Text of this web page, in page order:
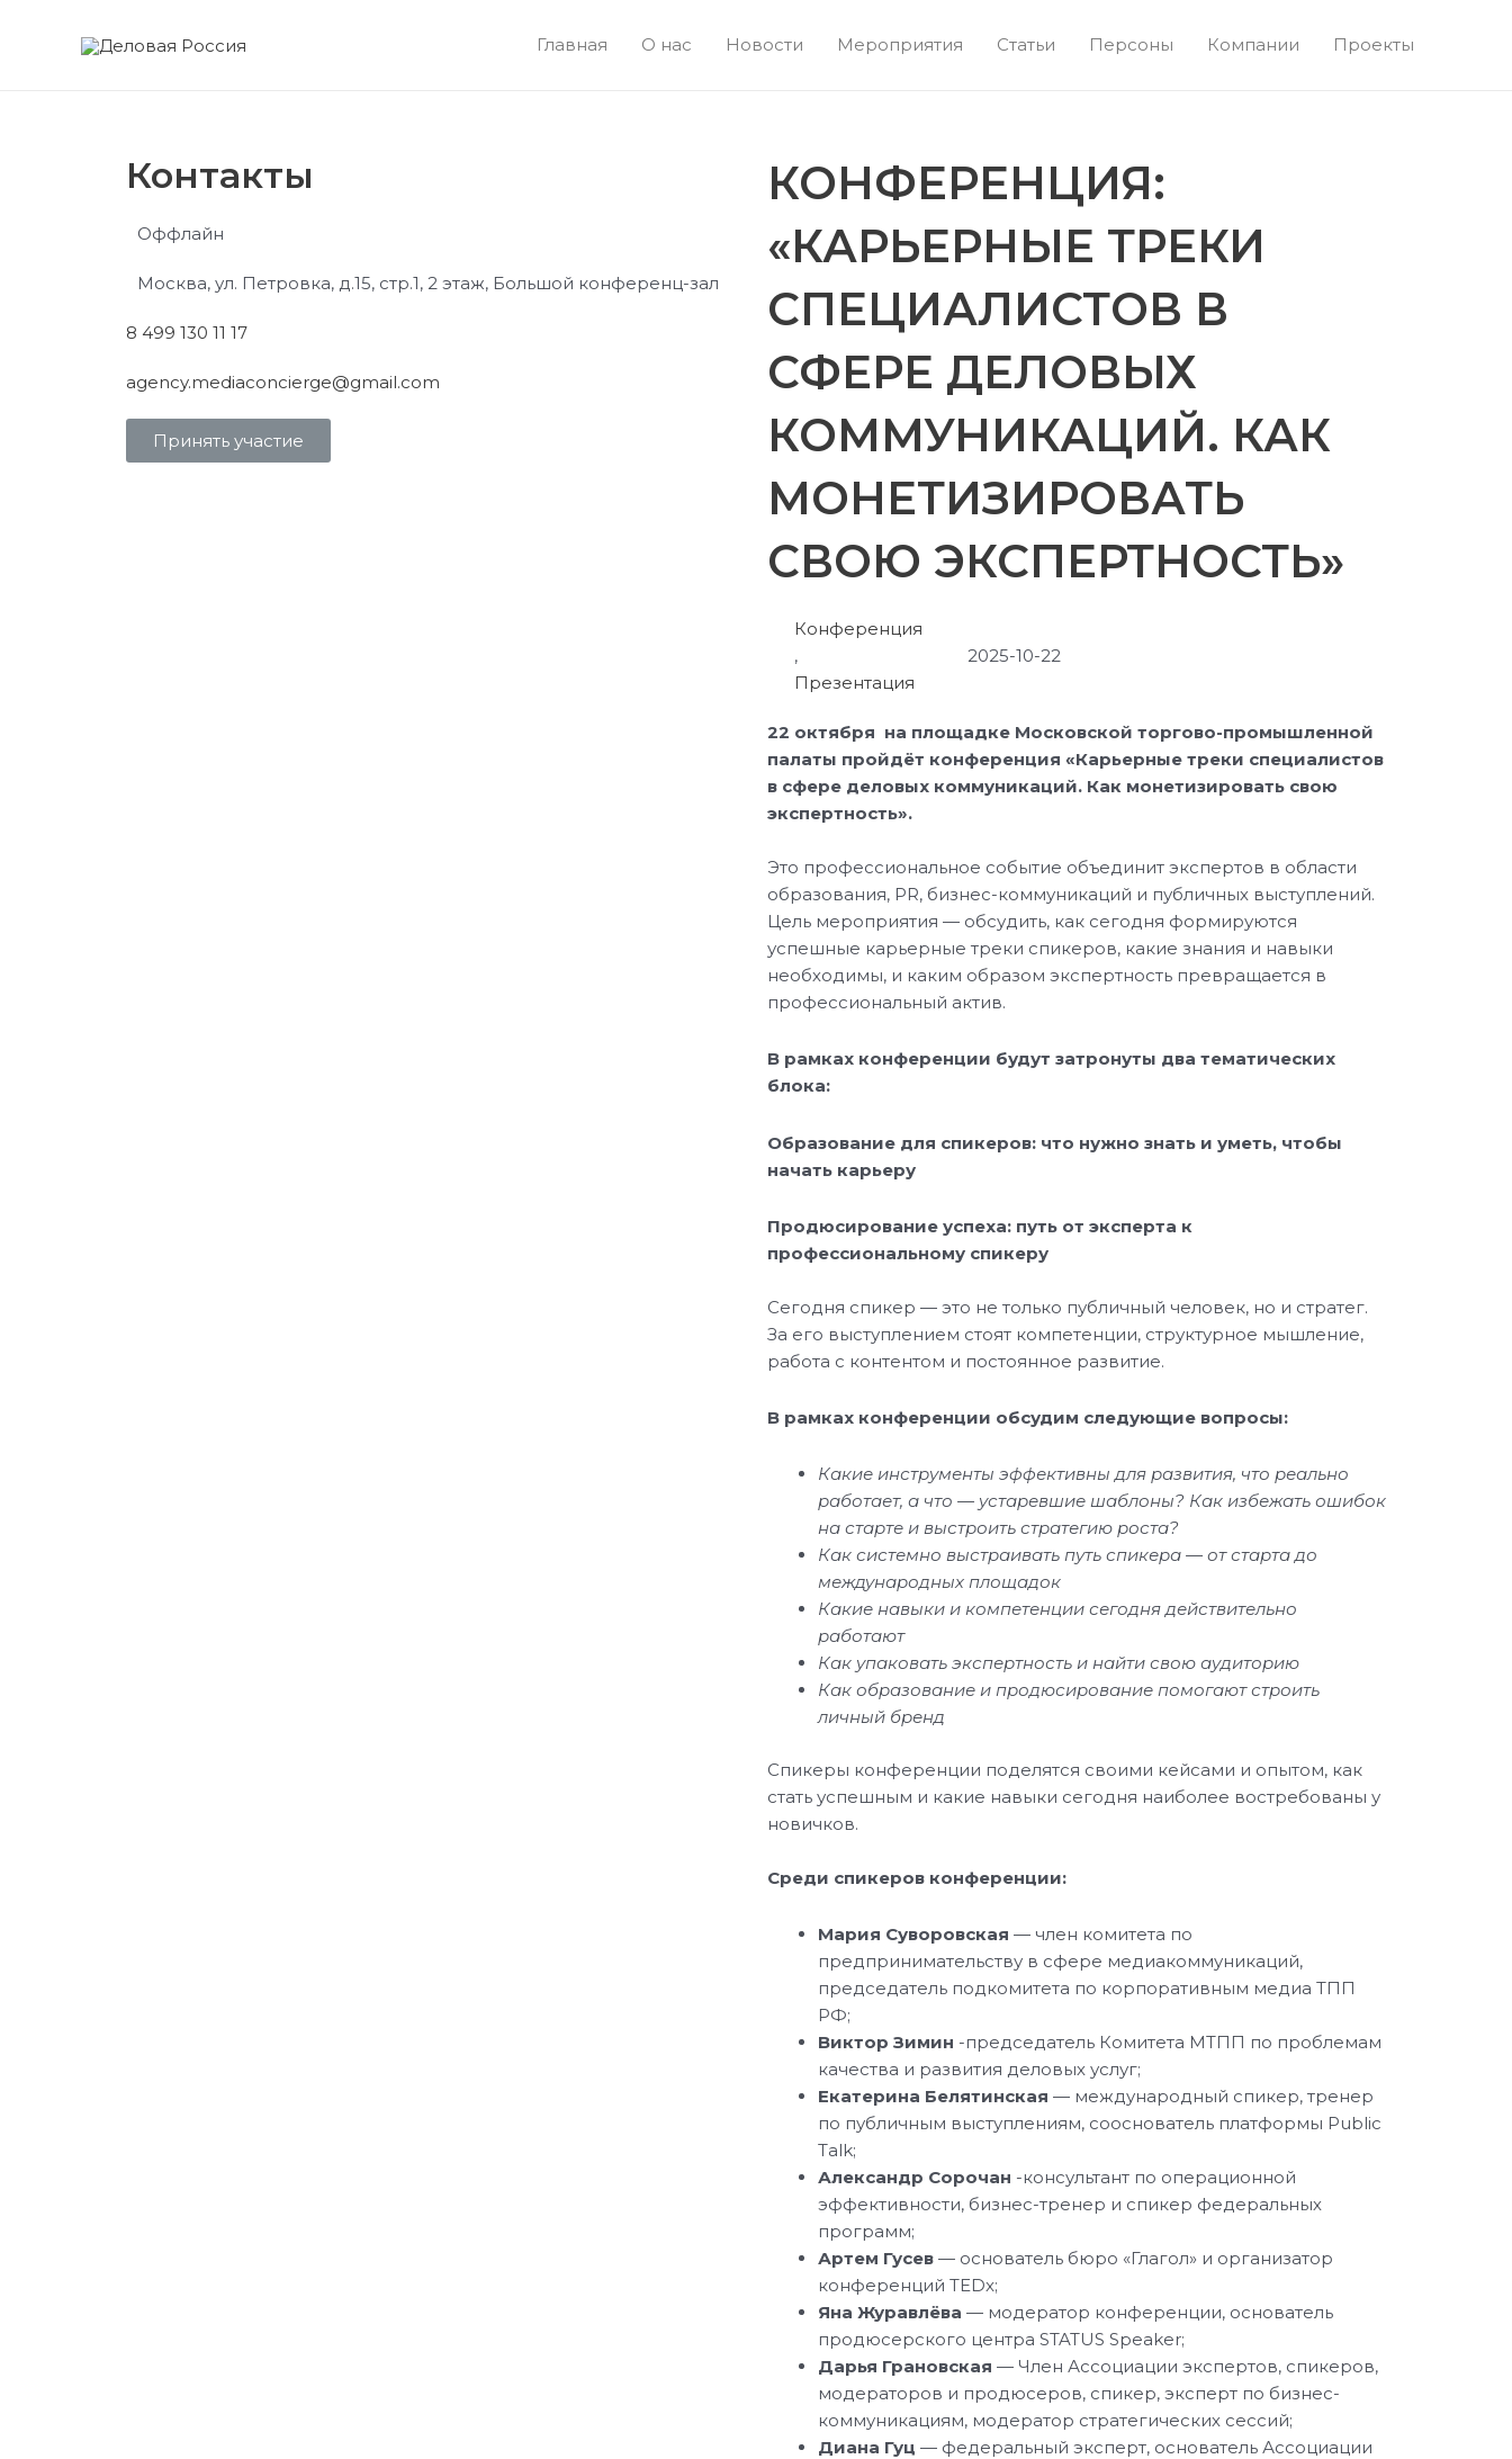
Главная О нас Новости Мероприятия Статьи Персоны Компании Проекты
Контакты
Оффлайн
Москва, ул. Петровка, д.15, стр.1, 2 этаж, Большой конференц-зал
8 499 130 11 17
agency.mediaconcierge@gmail.com
Принять участие
КОНФЕРЕНЦИЯ:
«КАРЬЕРНЫЕ ТРЕКИ
СПЕЦИАЛИСТОВ В
СФЕРЕ ДЕЛОВЫХ
КОММУНИКАЦИЙ. КАК
МОНЕТИЗИРОВАТЬ
СВОЮ ЭКСПЕРТНОСТЬ»
Конференция
,
Презентация
2025-10-22
22 октября на площадке Московской торгово-промышленной
палаты пройдёт конференция «Карьерные треки специалистов
в сфере деловых коммуникаций. Как монетизировать свою
экспертность».
Это профессиональное событие объединит экспертов в области
образования, PR, бизнес-коммуникаций и публичных выступлений.
Цель мероприятия — обсудить, как сегодня формируются
успешные карьерные треки спикеров, какие знания и навыки
необходимы, и каким образом экспертность превращается в
профессиональный актив.
В рамках конференции будут затронуты два тематических
блока:
Образование для спикеров: что нужно знать и уметь, чтобы
начать карьеру
Продюсирование успеха: путь от эксперта к
профессиональному спикеру
Сегодня спикер — это не только публичный человек, но и стратег.
За его выступлением стоят компетенции, структурное мышление,
работа с контентом и постоянное развитие.
В рамках конференции обсудим следующие вопросы:
Какие инструменты эффективны для развития, что реально
работает, а что — устаревшие шаблоны? Как избежать ошибок
на старте и выстроить стратегию роста?
Как системно выстраивать путь спикера — от старта до
международных площадок
Какие навыки и компетенции сегодня действительно
работают
Как упаковать экспертность и найти свою аудиторию
Как образование и продюсирование помогают строить
личный бренд
Спикеры конференции поделятся своими кейсами и опытом, как
стать успешным и какие навыки сегодня наиболее востребованы у
новичков.
Среди спикеров конференции:
Мария Суворовская — член комитета по
предпринимательству в сфере медиакоммуникаций,
председатель подкомитета по корпоративным медиа ТПП
РФ;
Виктор Зимин -председатель Комитета МТПП по проблемам
качества и развития деловых услуг;
Екатерина Белятинская — международный спикер, тренер
по публичным выступлениям, сооснователь платформы Public
Talk;
Александр Сорочан -консультант по операционной
эффективности, бизнес-тренер и спикер федеральных
программ;
Артем Гусев — основатель бюро «Глагол» и организатор
конференций TEDx;
Яна Журавлёва — модератор конференции, основатель
продюсерского центра STATUS Speaker;
Дарья Грановская — Член Ассоциации экспертов, спикеров,
модераторов и продюсеров, спикер, эксперт по бизнес-
коммуникациям, модератор стратегических сессий;
Диана Гуц — федеральный эксперт, основатель Ассоциации